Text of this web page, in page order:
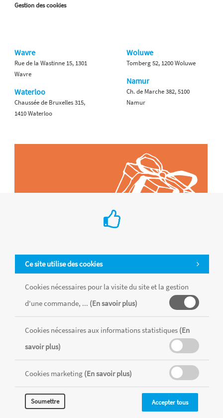
Ce site utilise des cookies
Cookies nécessaires pour la visite du site et la gestion
d'une commande, ... (En savoir plus)
Cookies nécessaires aux informations statistiques (En
savoir plus)
Cookies marketing (En savoir plus)
Soumettre Accepter tous
Gestion des cookies
Wavre
Rue de la Wastinne 15, 1301
Wavre
Waterloo
Chaussée de Bruxelles 315,
1410 Waterloo
Woluwe
Tomberg 52, 1200 Woluwe
Namur
Ch. de Marche 382, 5100
Namur
Tous les produits sont vendus dans la limite des stocks disponibles de
chaque magasin, toutes taxes comprises.
CONDITIONS GÉNÉRALES
RÉALISÉ AVEC MERCATOR
CMS